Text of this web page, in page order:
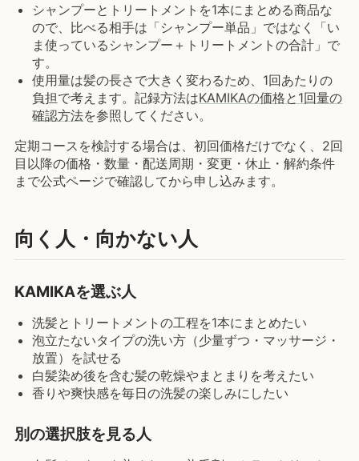
シャンプーとトリートメントを1本にまとめる商品な
ので、比べる相手は「シャンプー単品」ではなく「い
ま使っているシャンプー＋トリートメントの合計」で
す。
使用量は髪の長さで大きく変わるため、1回あたりの
負担で考えます。記録方法はKAMIKAの価格と1回量の
確認方法を参照してください。
定期コースを検討する場合は、初回価格だけでなく、2回
目以降の価格・数量・配送周期・変更・休止・解約条件
まで公式ページで確認してから申し込みます。
向く人・向かない人
KAMIKAを選ぶ人
洗髪とトリートメントの工程を1本にまとめたい
泡立たないタイプの洗い方（少量ずつ・マッサージ・
放置）を試せる
白髪染め後を含む髪の乾燥やまとまりを考えたい
香りや爽快感を毎日の洗髪の楽しみにしたい
別の選択肢を見る人